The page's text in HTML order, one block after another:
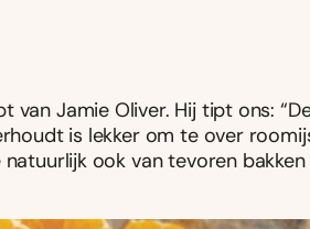
Jamie Oliver. Hij tipt ons:
is lekker om te over
ook van tevoren